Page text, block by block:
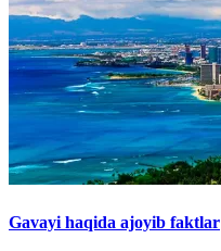
Gavayi haqida ajoyib faktlar